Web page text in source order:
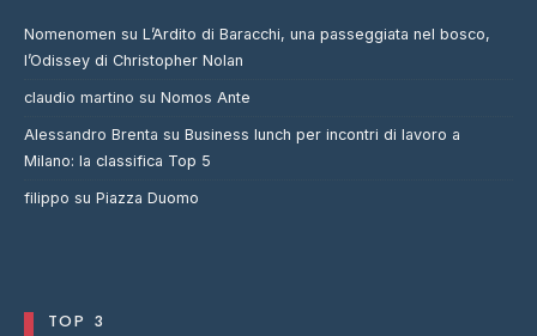
Nomenomen su L’Ardito di Baracchi, una passeggiata nel bosco,
l’Odissey di Christopher Nolan
claudio martino su Nomos Ante
Alessandro Brenta su Business lunch per incontri di lavoro a
Milano: la classifica Top 5
filippo su Piazza Duomo
TOP 3